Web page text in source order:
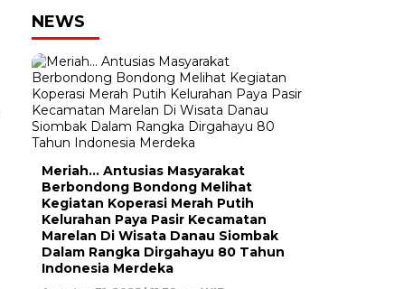
NEWS
Meriah… Antusias Masyarakat
Berbondong Bondong Melihat
Kegiatan Koperasi Merah Putih
Kelurahan Paya Pasir Kecamatan
Marelan Di Wisata Danau Siombak
Dalam Rangka Dirgahayu 80 Tahun
Indonesia Merdeka